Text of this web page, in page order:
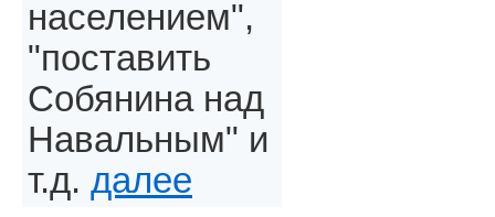
населением",
"поставить
Собянина над
Навальным" и
т.д. далее